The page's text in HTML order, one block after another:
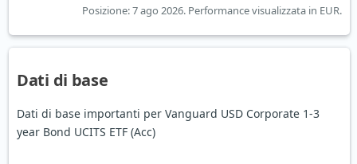
Posizione: 7 ago 2026. Performance visualizzata in EUR.
Dati di base
Dati di base importanti per Vanguard USD Corporate 1-3
year Bond UCITS ETF (Acc)